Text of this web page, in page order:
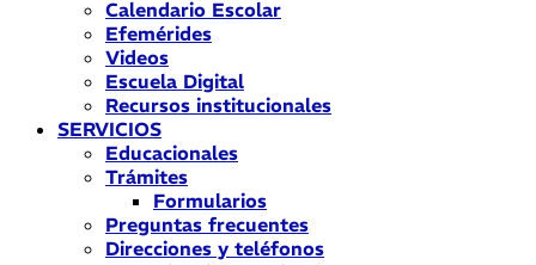
Calendario Escolar
Efemérides
Videos
Escuela Digital
Recursos institucionales
SERVICIOS
Educacionales
Trámites
Formularios
Preguntas frecuentes
Direcciones y teléfonos